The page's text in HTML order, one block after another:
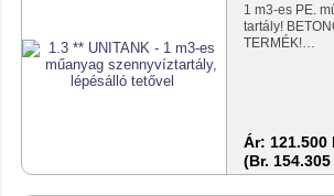
1 m3-es PE.
tartály!
TERMÉK!…
Ár: 121.500
(Br.